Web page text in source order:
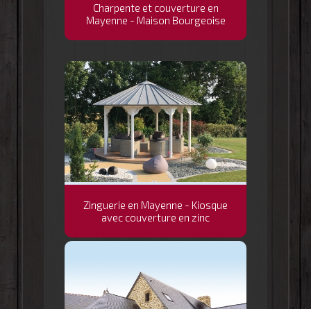
Charpente et couverture en
Mayenne - Maison Bourgeoise
Zinguerie en Mayenne - Kiosque
avec couverture en zinc